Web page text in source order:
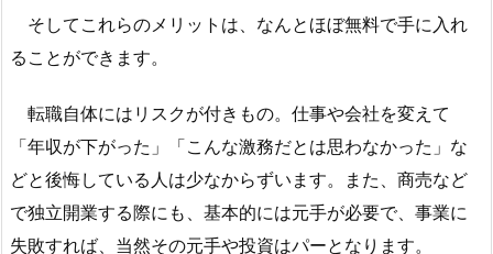
そしてこれらのメリットは、なんとほぼ無料で手に入れ
ることができます。
転職自体にはリスクが付きもの。仕事や会社を変えて
「年収が下がった」「こんな激務だとは思わなかった」な
どと後悔している人は少なからずいます。また、商売など
で独立開業する際にも、基本的には元手が必要で、事業に
失敗すれば、当然その元手や投資はパーとなります。